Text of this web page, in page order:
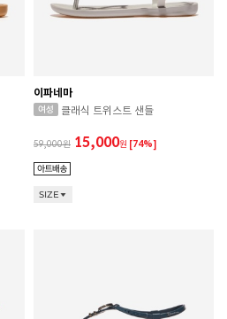
이파네마
클래식 트위스트 샌들
59,000 15,000원 [74%]
SIZE